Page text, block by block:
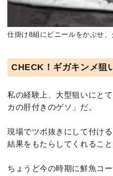
仕掛け8組にビニールをかぶせ、
CHECK！ギガキンメ狙
私の経験上、大型狙いにと
カの肝付きのゲソ」だ。
現場でツボ抜きにして付け
結果をもたらしてくれること
ちょうど今の時期に鮮魚コ